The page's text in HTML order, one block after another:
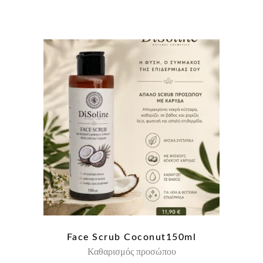
Face Scrub Coconut150ml
Καθαρισμός προσώπου